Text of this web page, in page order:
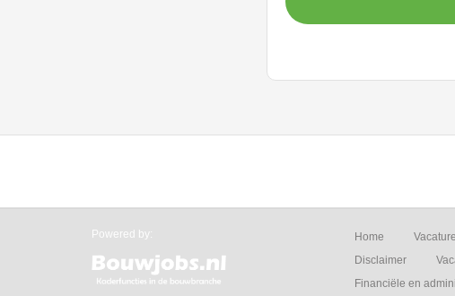
Powered by: Home
Disclaimer
Financiële en